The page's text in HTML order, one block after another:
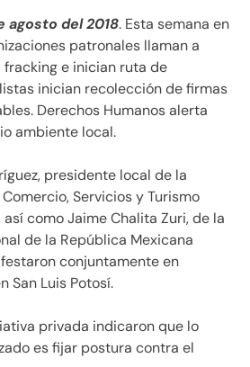
agosto del 2018. Esta semana en
patronales llaman a
e inician ruta de
inician recolección de firmas
Derechos Humanos alerta
ambiente local.
presidente local de la
Servicios y Turismo
como Jaime Chalita Zuri, de la
de la República Mexicana
conjuntamente en
San Luis Potosí.
privada indicaron que lo
es fijar postura contra el